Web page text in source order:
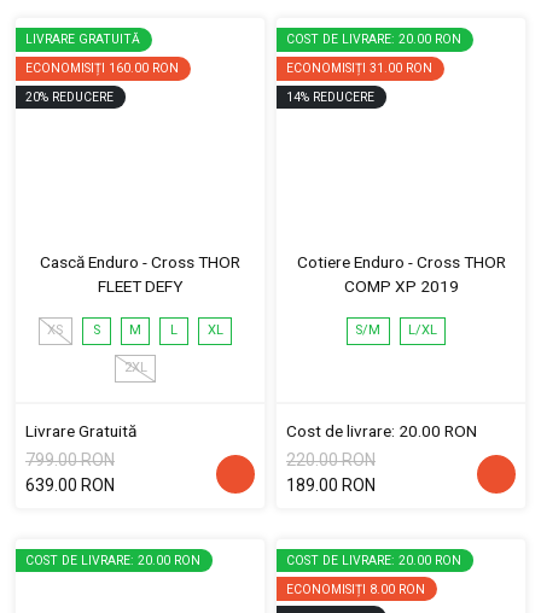
LIVRARE GRATUITĂ
ECONOMISIȚI 160.00 RON
20% REDUCERE
Cască Enduro - Cross THOR
FLEET DEFY
XS S M L XL
2XL
Livrare Gratuită
799.00 RON
639.00 RON
COST DE LIVRARE: 20.00 RON
ECONOMISIȚI 31.00 RON
14% REDUCERE
Cotiere Enduro - Cross THOR
COMP XP 2019
S/M L/XL
Cost de livrare: 20.00 RON
220.00 RON
189.00 RON
COST DE LIVRARE: 20.00 RON
COST DE LIVRARE: 20.00 RON
ECONOMISIȚI 8.00 RON